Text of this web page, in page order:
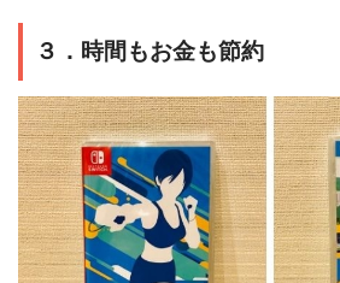
３．時間もお金も節約